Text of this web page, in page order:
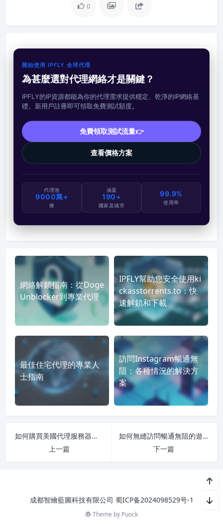
0
開始使用 IPFLY 全球代理
為甚麼選對代理網絡才是關鍵？
IPFLY的IP資源都能為你的代理需求提供穩定、乾淨的IP網絡基
礎。新用戶註冊即可領取免費測試額度。
免費領取測試流量👉
查看價格方案
代理池
9000萬+
條
涵蓋
190+
國家及城市
99.9%
使用率
網絡解鎖指南：從Doge
Unblocker到專業代理
IPFLY幫助您安全使用ki
ckasstorrents.to：快
速解鎖和下載
最佳住宅代理的專業人
士指南
訪問Instagram暢通無
阻：各種情況的解決方
案
如何購買美國代理服務器解決方案以獲得業務成功
上一篇
如何無縫訪問暢通無阻的遊戲Google+？IPFLY代理是終極解決方案
下一篇
成都智繪藍圖科技有限公司 蜀ICP备2024098529号-1
Theme by Puock